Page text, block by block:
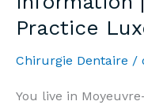
Prix
Informations
|
Practice
Chirurgie Dentaire /
You live in